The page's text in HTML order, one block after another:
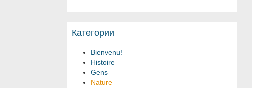
Категории
Bienvenu!
Histoire
Gens
Nature